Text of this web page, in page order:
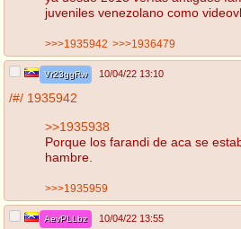
juveniles venezolano como
>>>1935942 >>>1936479
Vr23ggRw 10/04/22 13:10
/#/ 1935942
>>1935938
Porque los farandi de aca se
hambre.
>>>1935959
AevPLLbz 10/04/22 13:55